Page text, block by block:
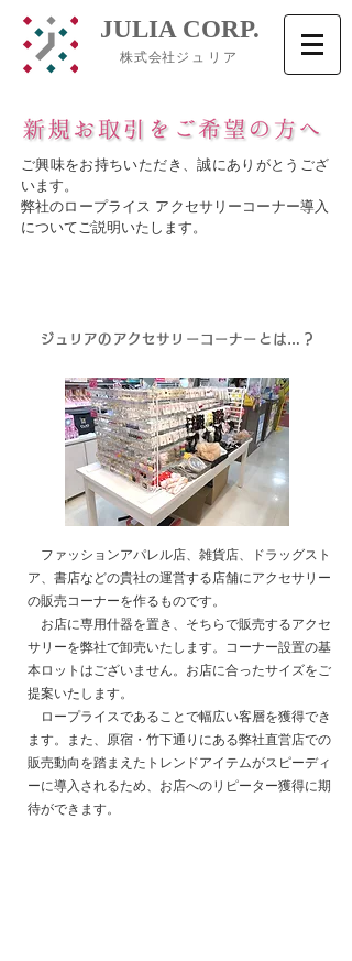
​JULIA CORP.
株式会社 ジュリア
ご興味をお持ちいただき、誠にありがとうござ
います。
弊社のロープライス アクセサリーコーナー導入
についてご説明いたします。
ジュリアのアクセサリーコーナーとは…？
ファッションアパレル店、雑貨店、ドラッグスト
ア、書店などの貴社の運営する店舗にアクセサリー
の販売コーナーを作るものです。
お店に専用什器を置き、そちらで販売するアクセ
サリーを弊社で卸売いたします。コーナー設置の基
本ロットはございません。お店に合ったサイズをご
提案いたします。
ロープライスであることで幅広い客層を獲得でき
ます。また、原宿・竹下通りにある弊社直営店での
販売動向を踏まえたトレンドアイテムがスピーディ
ーに導入されるため、お店へのリピーター獲得に期
待ができます。